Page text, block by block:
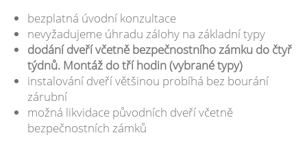
bezplatná úvodní konzultace
nevyžadujeme úhradu zálohy na základní typy
dodání dveří včetně bezpečnostního zámku do čtyř
týdnů. Montáž do tří hodin (vybrané typy)
instalování dveří většinou probíhá bez bourání
zárubní
možná likvidace původních dveří včetně
bezpečnostních zámků